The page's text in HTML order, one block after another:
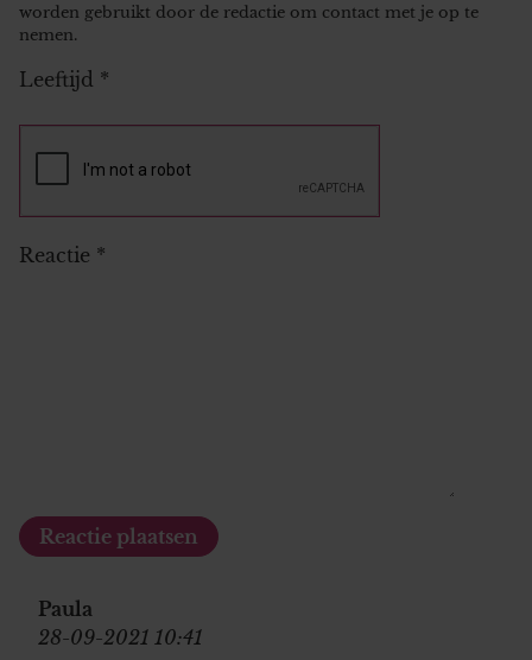
worden gebruikt door de redactie om contact met je op te
nemen.
Leeftijd *
Reactie *
Paula
28-09-2021 10:41